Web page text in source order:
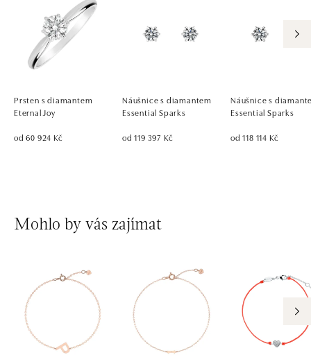
Prsten s diamantem
Eternal Joy
od 60 924 Kč
Náušnice s diamantem
Essential Sparks
od 119 397 Kč
Náušnice s
Essential Sparks
od 118 114 Kč
Mohlo by vás zajímat